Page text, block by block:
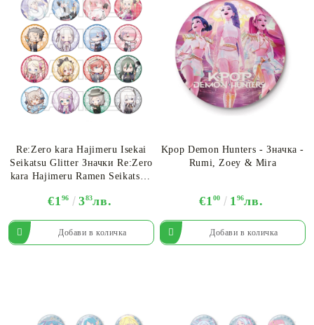
Re:Zero kara Hajimeru Isekai
Seikatsu Glitter Значки Re:Zero
kara Hajimeru Ramen Seikatsu -
€1 96 383лв.
Kpop Demon Hunters - Значка -
Rumi, Zoey & Mira
€1 00 1 96лв.